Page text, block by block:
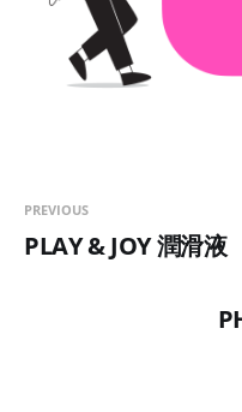
PREVIOUS
PLAY & JOY 潤滑液